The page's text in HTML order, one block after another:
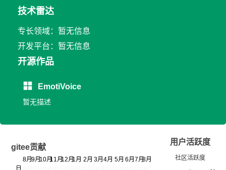
技术雷达
专长领域：暂无信息
开发平台：暂无信息
开源作品
EmotiVoice
暂无描述
gitee贡献
用户活跃度